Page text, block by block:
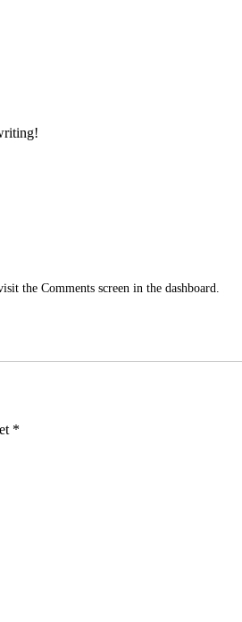
the Comments screen in the dashboard.
*